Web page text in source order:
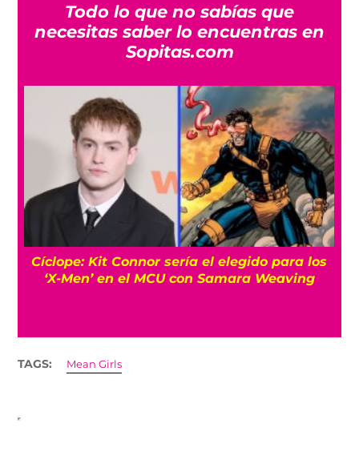
Todo lo que no sabías que
necesitas saber lo encuentras en
Sopitas.com
Cíclope: Kit Connor sería el elegido para los
‘X-Men’ en el MCU con Samara Weaving
TAGS: Mean Girls